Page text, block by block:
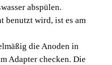
abspülen.
benutzt wird, ist es am
die Anoden in
Adapter checken. Die